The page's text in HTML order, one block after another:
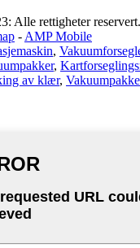
Alle rettigheter reservert.
- AMP Mobile
,
,
av klær,